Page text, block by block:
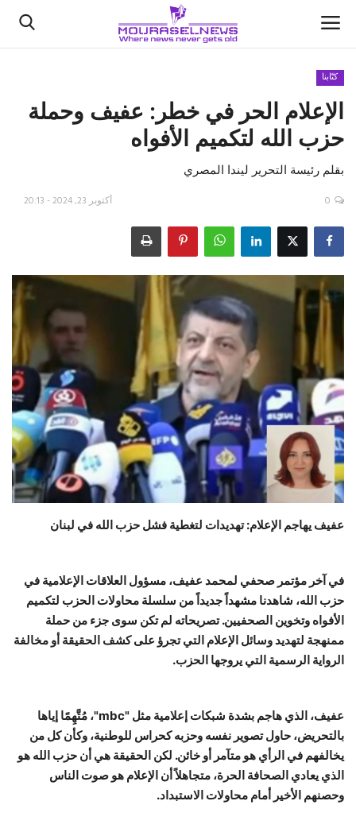
الأخبار
كتّابنا
اقتصاد
علوم وتكنولوجيا
رياضة
فيديو
حياة
كتّابنا
الإعلام الحر في خطر: عفيف وحملة
حزب الله لتكميم الأفواه
بقلم رئيسة التحرير ليندا المصري
أكتوبر 23, 2024 - 20:13 0
عفيف يهاجم الإعلام: تهديدات لتغطية فشل حزب الله في لبنان
في آخر مؤتمر صحفي لمحمد عفيف، مسؤول العلاقات الإعلامية في
حزب الله، شاهدنا مشهداً جديداً من سلسلة محاولات الحزب لتكميم
الأفواه وتخوين الصحفيين. تصريحاته لم تكن سوى جزء من حملة
ممنهجة لتهديد وسائل الإعلام التي تجرؤ على كشف الحقيقة أو مخالفة
الرواية الرسمية التي يروجها الحزب.
عفيف، الذي هاجم بشدة شبكات إعلامية مثل "mbc"، مُتَّهِمًا إياها
بالتحريض، حاول تصوير نفسه وحزبه كحراس للوطنية، وكأن كل من
يخالفهم في الرأي هو متآمر أو خائن. لكن الحقيقة هي أن حزب الله هو
الذي يعادي الصحافة الحرة، متجاهلاً أن الإعلام هو صوت الناس
وحصنهم الأخير أمام محاولات الاستبداد.